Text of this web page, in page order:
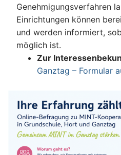
Genehmigungsverfahren
Einrichtungen können
und werden informiert,
möglich ist.
Zur
Ganztag – Formular